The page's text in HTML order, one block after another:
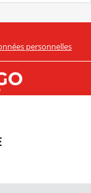
personnelles